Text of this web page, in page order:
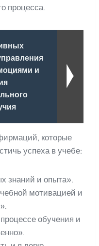
процесса.
и
которые
успеха в учебе:
знаний и опыта».
мотивацией и
обучения и